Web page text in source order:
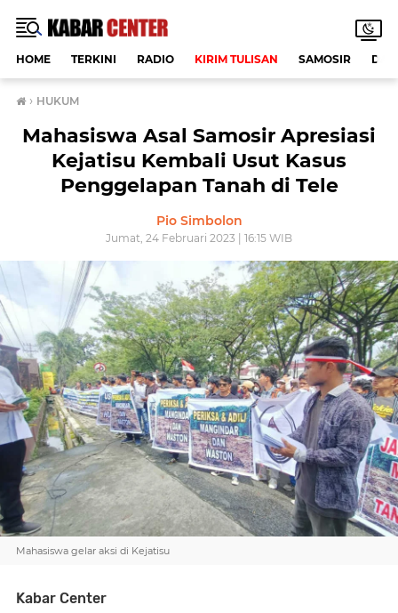
HOME TERKINI RADIO KIRIM TULISAN SAMOSIR
› HUKUM
Mahasiswa Asal Samosir Apresiasi
Kejatisu Kembali Usut Kasus
Penggelapan Tanah di Tele
Pio Simbolon
Jumat, 24 Februari 2023 | 16:15 WIB
Mahasiswa gelar aksi di Kejatisu
Kabar Center